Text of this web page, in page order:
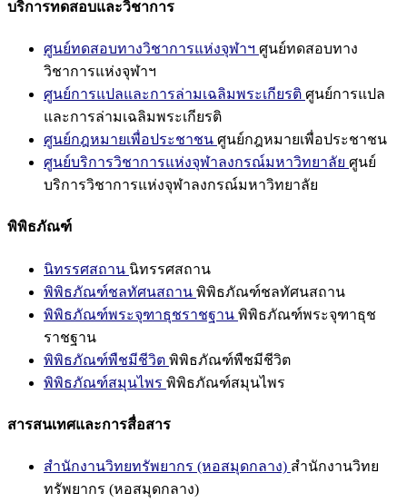
บริการทดสอบและวิชาการ
ศูนย์ทดสอบทางวิชาการแห่งจุฬาฯ ศูนย์ทดสอบทาง
วิชาการแห่งจุฬาฯ
ศูนย์การแปลและการล่ามเฉลิมพระเกียรติ ศูนย์การแปล
และการล่ามเฉลิมพระเกียรติ
ศูนย์กฎหมายเพื่อประชาชน ศูนย์กฎหมายเพื่อประชาชน
ศูนย์บริการวิชาการแห่งจุฬาลงกรณ์มหาวิทยาลัย ศูนย์
บริการวิชาการแห่งจุฬาลงกรณ์มหาวิทยาลัย
พิพิธภัณฑ์
นิทรรศสถาน นิทรรศสถาน
พิพิธภัณฑ์ชลทัศนสถาน พิพิธภัณฑ์ชลทัศนสถาน
พิพิธภัณฑ์พระจุฑาธุชราชฐาน พิพิธภัณฑ์พระจุฑาธุช
ราชฐาน
พิพิธภัณฑ์พืชมีชีวิต พิพิธภัณฑ์พืชมีชีวิต
พิพิธภัณฑ์สมุนไพร พิพิธภัณฑ์สมุนไพร
สารสนเทศและการสื่อสาร
สำนักงานวิทยทรัพยากร (หอสมุดกลาง) สำนักงานวิทย
ทรัพยากร (หอสมุดกลาง)